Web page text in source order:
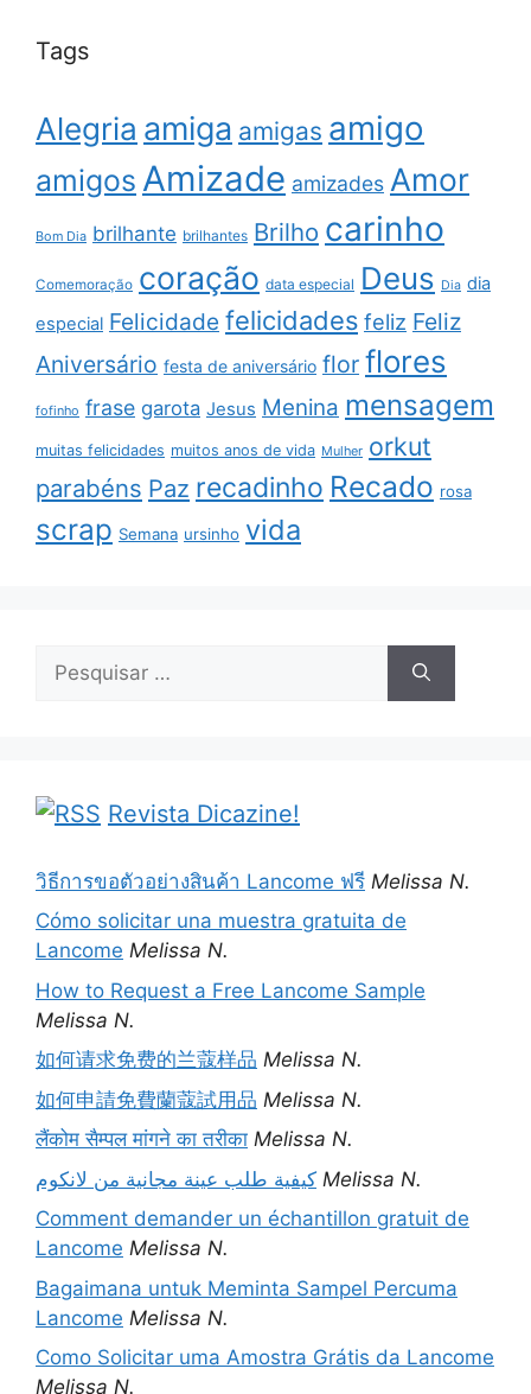
Tags
Alegria amiga amigas amigo
amigos Amizade amizades Amor
Bom Dia brilhante brilhantes Brilho carinho
Comemoração coração data especial Deus Dia dia
especial Felicidade felicidades feliz Feliz
Aniversário festa de aniversário flor flores
fofinho frase garota Jesus Menina mensagem
muitas felicidades muitos anos de vida Mulher orkut
parabéns Paz recadinho Recado rosa
scrap Semana ursinho vida
por:
Revista Dicazine!
วิธีการขอตัวอย่างสินค้า Lancome ฟรี Melissa N.
Cómo solicitar una muestra gratuita de
Lancome Melissa N.
How to Request a Free Lancome Sample
Melissa N.
如何请求免费的兰蔻样品 Melissa N.
如何申請免費蘭蔻試用品 Melissa N.
लैंकोम सैम्पल मांगने का तरीका Melissa N.
كيفية طلب عينة مجانية من لانكوم Melissa N.
Comment demander un échantillon gratuit de
Lancome Melissa N.
Bagaimana untuk Meminta Sampel Percuma
Lancome Melissa N.
Como Solicitar uma Amostra Grátis da Lancome
Melissa N.